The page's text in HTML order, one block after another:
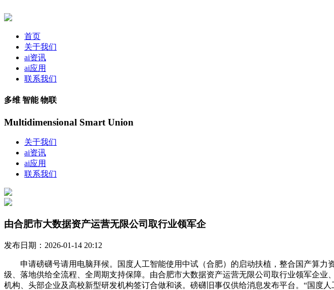
首页
关于我们
ai资讯
ai应用
联系我们
多维 智能 物联
Multidimensional Smart Union
关于我们
ai资讯
ai应用
联系我们
由合肥市大数据资产运营无限公司取行业领军企
发布日期：2026-01-14 20:12
申请磅礴号请用电脑拜候。国度人工智能使用中试（合肥）的启动扶植，整合国产算力
级、落地供给全流程、全周期支持保障。由合肥市大数据资产运营无限公司取行业领军企
机构、头部企业及高校新型研发机构签订合做和谈。磅礴旧事仅供给消息发布平台。“国度